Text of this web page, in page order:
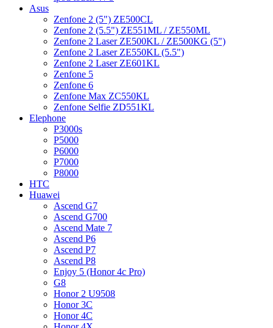
Asus
Zenfone 2 (5") ZE500CL
Zenfone 2 (5.5") ZE551ML / ZE550ML
Zenfone 2 Laser ZE500KL / ZE500KG (5")
Zenfone 2 Laser ZE550KL (5.5")
Zenfone 2 Laser ZE601KL
Zenfone 5
Zenfone 6
Zenfone Max ZC550KL
Zenfone Selfie ZD551KL
Elephone
P3000s
P5000
P6000
P7000
P8000
HTC
Huawei
Ascend G7
Ascend G700
Ascend Mate 7
Ascend P6
Ascend P7
Ascend P8
Enjoy 5 (Honor 4c Pro)
G8
Honor 2 U9508
Honor 3C
Honor 4C